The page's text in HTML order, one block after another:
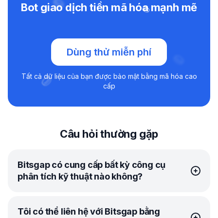
Bot giao dịch tiền mã hóa mạnh mẽ
Dùng thử miễn phí
Tất cả dữ liệu của bạn được bảo mật bằng mã hóa cao
cấp
Câu hỏi thường gặp
Bitsgap có cung cấp bất kỳ công cụ
phân tích kỹ thuật nào không?
Có! Trên thực tế, Bitsgap đã tạo xây dựng mối quan hệ
đối tác vững chắc với TradingView, vì vậy bạn có thể có
Tôi có thể liên hệ với Bitsgap bằng